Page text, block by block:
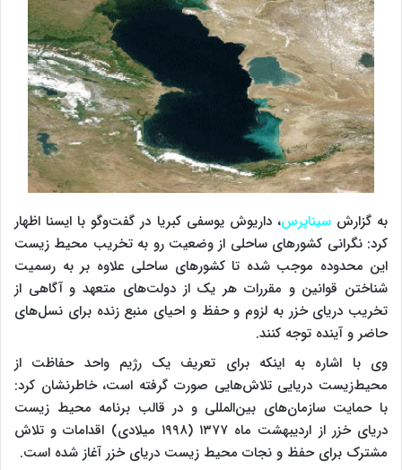
به گزارشسیناپرس، داریوش یوسفی کبریا در گفت‌وگو با ایسنا اظهار
کرد: نگرانی کشورهای ساحلی از وضعیت رو به تخریب محیط زیست
این محدوده موجب شده تا کشورهای ساحلی علاوه بر به رسمیت
شناختن قوانین و مقررات هر یک از دولت‌های متعهد و آگاهی از
تخریب دریای خزر به لزوم و حفظ و احیای منبع زنده برای نسل‌های
حاضر و آینده توجه کنند.
وی با اشاره به اینکه برای تعریف یک رژیم واحد حفاظت از
محیط‌زیست دریایی تلاش‌هایی صورت گرفته است، خاطرنشان کرد:
با حمایت سازمان‌های بین‌المللی و در قالب برنامه محیط زیست
دریای خزر از اردیبهشت ماه ۱۳۷۷ (۱۹۹۸ میلادی) اقدامات و تلاش
مشترک برای حفظ و نجات محیط زیست دریای خزر آغاز شده است.